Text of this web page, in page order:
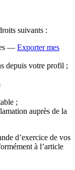
suivants :
— Exporter mes
depuis votre profil ;
;
auprès de la
d’exercice de vos
à l’article